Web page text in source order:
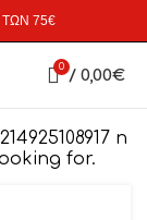
75€
0 / 0,00€
for.